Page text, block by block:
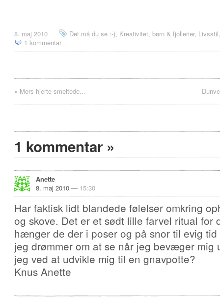
8. maj 2010 Det må du se :-), Kreativitet, børn & fjollerier, Livsstil
1 kommentar
« Mors hjerte smeltede…
1 kommentar »
Anette
8. maj 2010 — 15:30
Har faktisk lidt blandede følelser omkring
og skove. Det er et sødt lille farvel ritual
hænger de der i poser og på snor til evig
jeg drømmer om at se når jeg bevæger
jeg ved at udvikle mig til en gnavpotte?
Knus Anette